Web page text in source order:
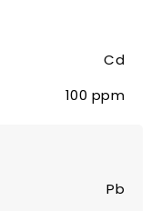
Cd
100 ppm
Pb